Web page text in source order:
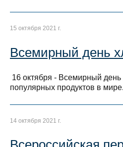
15 октября 2021 г.
Всемирный день
16 октября - Всемирный
популярных продуктов в мире.
14 октября 2021 г.